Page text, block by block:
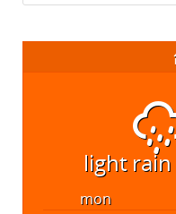
light
mon